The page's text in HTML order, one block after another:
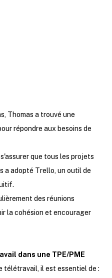
Thomas a trouvé une
répondre aux besoins de
s'assurer que tous les projets
a adopté Trello, un outil de
des réunions
la cohésion et encourager
dans une TPE/PME
télétravail, il est essentiel de :